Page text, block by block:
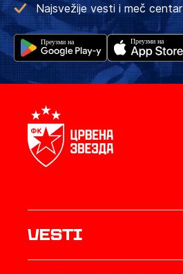
Najsvežije vesti i meč centar
Vesti